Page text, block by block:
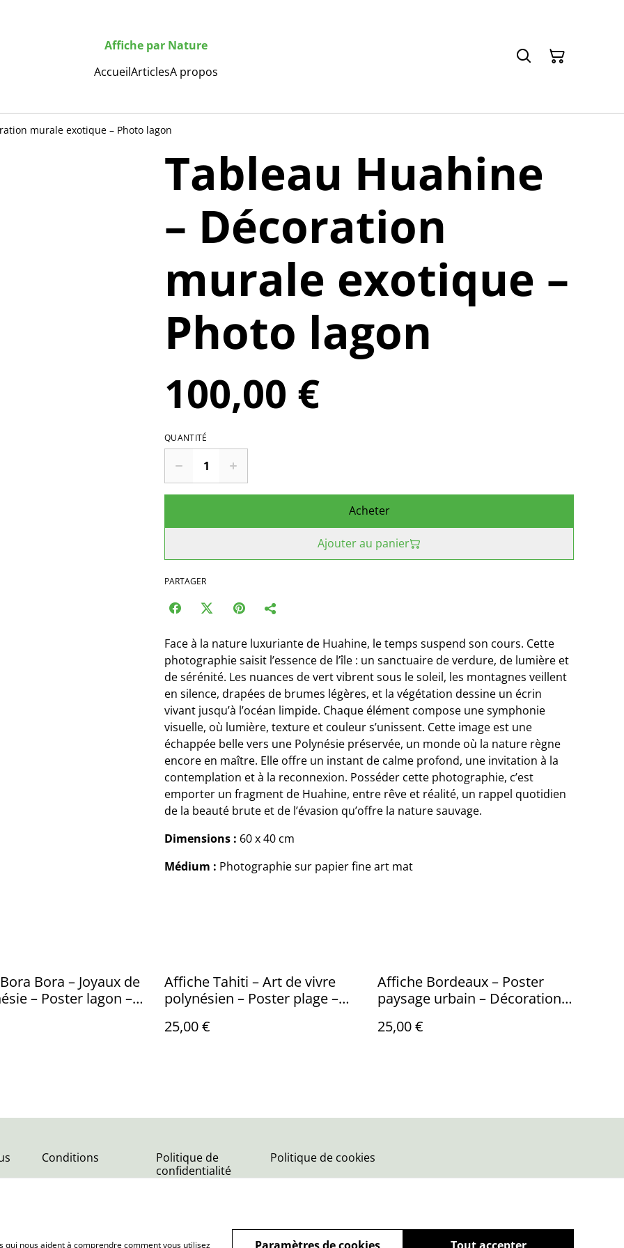
Affiche par Nature
AccueilArticlesA propos
murale exotique – Photo lagon
Tableau Huahine
– Décoration
murale exotique –
Photo lagon
100,00 €
QUANTITÉ
Acheter
Ajouter au panier
PARTAGER
Face à la nature luxuriante de Huahine, le temps suspend son cours. Cette
photographie saisit l’essence de l’île : un sanctuaire de verdure, de lumière et
de sérénité. Les nuances de vert vibrent sous le soleil, les montagnes veillent
en silence, drapées de brumes légères, et la végétation dessine un écrin
vivant jusqu’à l’océan limpide. Chaque élément compose une symphonie
visuelle, où lumière, texture et couleur s’unissent. Cette image est une
échappée belle vers une Polynésie préservée, un monde où la nature règne
encore en maître. Elle offre un instant de calme profond, une invitation à la
contemplation et à la reconnexion. Posséder cette photographie, c’est
emporter un fragment de Huahine, entre rêve et réalité, un rappel quotidien
de la beauté brute et de l’évasion qu’offre la nature sauvage.
Dimensions : 60 x 40 cm
Médium : Photographie sur papier fine art mat
Bora – Joyaux de
– Poster lagon –
Affiche Tahiti – Art de vivre
polynésien – Poster plage –
25,00 €
Affiche Bordeaux – Poster
paysage urbain – Décoration
25,00 €
Conditions
Politique de
confidentialité
Politique de cookies
qui nous aident à comprendre comment vous utilisez Tout accepter
Paramètres de cookies